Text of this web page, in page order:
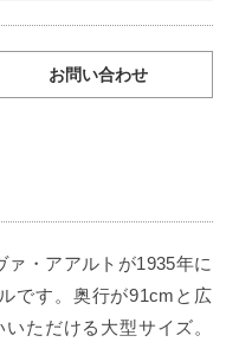
お問い合わせ
・アアルトが1935年に
です。奥行が91cmと広
ただける大型サイズ。